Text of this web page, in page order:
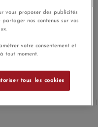
Paiement en plusieurs
Livraison gratuite
vous proposer des publicités
nos contenus sur vos
votre consentement et
tout moment.
tous les cookies